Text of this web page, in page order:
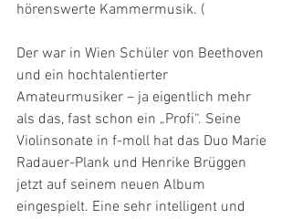
hörenswerte Kammermusik. (
Der war in Wien Schüler von Beethoven
und ein hochtalentierter
Amateurmusiker – ja eigentlich mehr
als das, fast schon ein „Profi“. Seine
Violinsonate in f-moll hat das Duo Marie
Radauer-Plank und Henrike Brüggen
jetzt auf seinem neuen Album
eingespielt. Eine sehr intelligent und